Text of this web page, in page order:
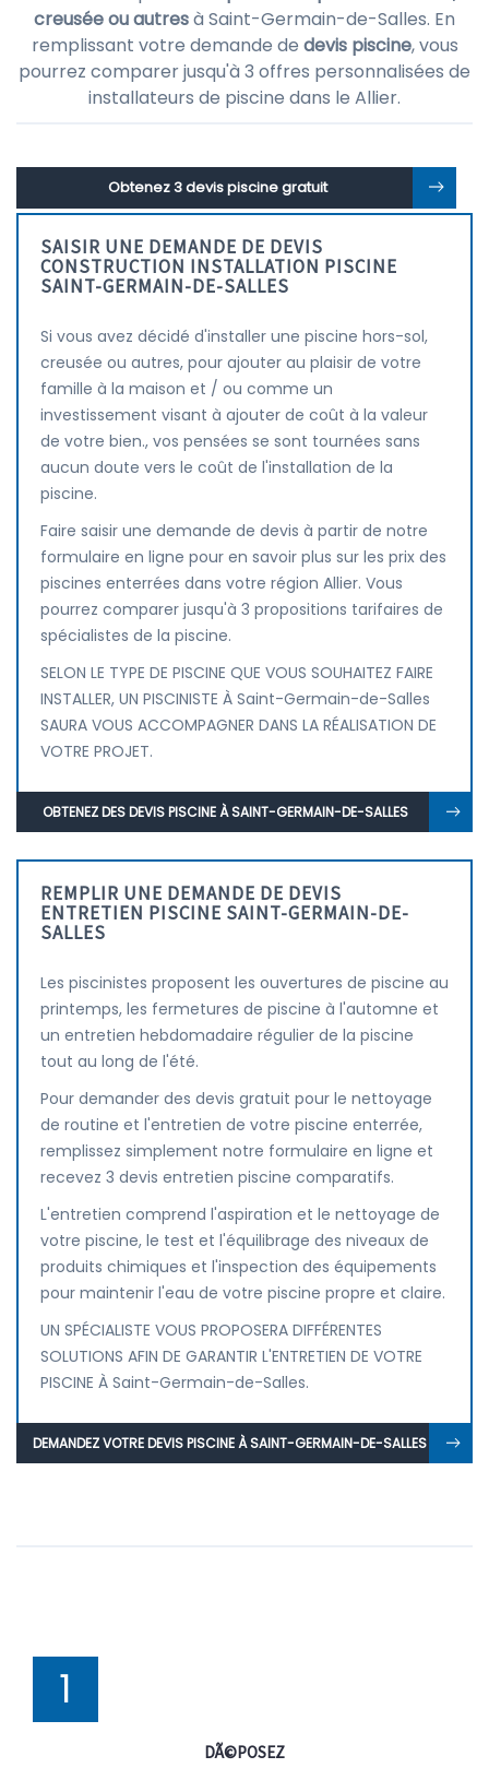
creusée ou autresà Saint-Germain-de-Salles. En
remplissant votre demande de devis piscine, vous
pourrez comparer jusqu'à 3 offres personnalisées de
installateurs de piscine dans le Allier.
Obtenez 3 devis piscine gratuit
SAISIR UNE DEMANDE DE DEVIS
CONSTRUCTION INSTALLATION PISCINE
SAINT-GERMAIN-DE-SALLES
Si vous avez décidé d'installer une piscine hors-sol,
creusée ou autres, pour ajouter au plaisir de votre
famille à la maison et / ou comme un
investissement visant à ajouter de coût à la valeur
de votre bien., vos pensées se sont tournées sans
aucun doute vers le coût de l'installation de la
piscine.
Faire saisir une demande de devis à partir de notre
formulaire en ligne pour en savoir plus sur les prix des
piscines enterrées dans votre région Allier. Vous
pourrez comparer jusqu'à 3 propositions tarifaires de
spécialistes de la piscine.
SELON LE TYPE DE PISCINE QUE VOUS SOUHAITEZ FAIRE
INSTALLER, UN PISCINISTE À Saint-Germain-de-Salles
SAURA VOUS ACCOMPAGNER DANS LA RÉALISATION DE
VOTRE PROJET.
OBTENEZ DES DEVIS PISCINE À SAINT-GERMAIN-DE-SALLES
REMPLIR UNE DEMANDE DE DEVIS
ENTRETIEN PISCINE SAINT-GERMAIN-DE-
SALLES
Les piscinistes proposent les ouvertures de piscine au
printemps, les fermetures de piscine à l'automne et
un entretien hebdomadaire régulier de la piscine
tout au long de l'été.
Pour demander des devis gratuit pour le nettoyage
de routine et l'entretien de votre piscine enterrée,
remplissez simplement notre formulaire en ligne et
recevez 3 devis entretien piscine comparatifs.
L'entretien comprend l'aspiration et le nettoyage de
votre piscine, le test et l'équilibrage des niveaux de
produits chimiques et l'inspection des équipements
pour maintenir l'eau de votre piscine propre et claire.
UN SPÉCIALISTE VOUS PROPOSERA DIFFÉRENTES
SOLUTIONS AFIN DE GARANTIR L'ENTRETIEN DE VOTRE
PISCINE À Saint-Germain-de-Salles.
DEMANDEZ VOTRE DEVIS PISCINE À SAINT-GERMAIN-DE-SALLES
1
DÃ©POSEZ